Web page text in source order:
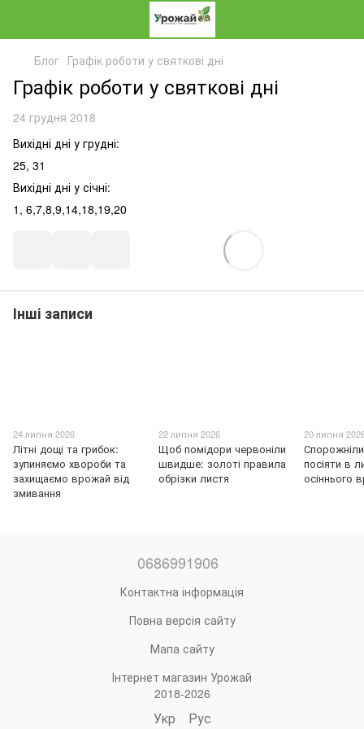
Блог Графік роботи у святкові дні
Графік роботи у святкові дні
24 грудня 2018
Вихідні дні у грудні:
25, 31
Вихідні дні у січні:
1, 6,7,8,9,14,18,19,20
Інші записи
24 липня 2026
Літні дощі та грибок:
зупиняємо хвороби та
захищаємо врожай від
змивання
22 липня 2026
Щоб помідори червоніли
швидше: золоті правила
обрізки листя
20 липня
посіяти в
осіннього
0686991906
Контактна інформація
Повна версія сайту
Мапа сайту
Інтернет магазин Урожай
2018-2026
Укр Рус